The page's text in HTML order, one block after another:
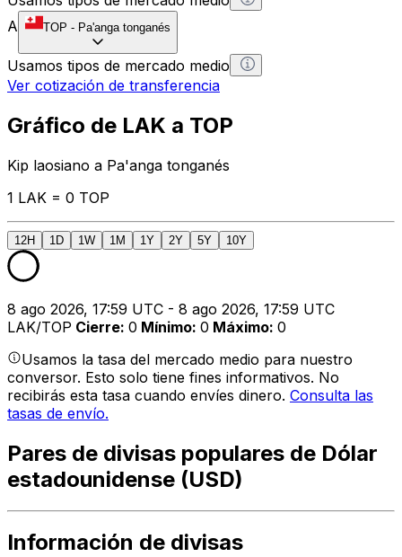
A
TOP - Pa'anga tonganés
Usamos tipos de mercado medio
Ver cotización de transferencia
Gráfico de LAK a TOP
Kip laosiano a Pa'anga tonganés
1 LAK = 0 TOP
12H 1D 1W 1M 1Y 2Y 5Y 10Y
8 ago 2026, 17:59 UTC - 8 ago 2026, 17:59 UTC
LAK/TOP Cierre: 0 Mínimo: 0 Máximo: 0
Usamos la tasa del mercado medio para nuestro
conversor. Esto solo tiene fines informativos. No
recibirás esta tasa cuando envíes dinero. Consulta las
tasas de envío.
Pares de divisas populares de Dólar
estadounidense (USD)
Información de divisas